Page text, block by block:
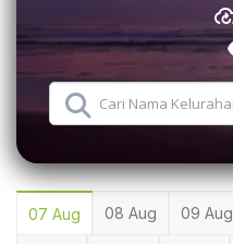
07 Aug 08 Aug 09 Aug